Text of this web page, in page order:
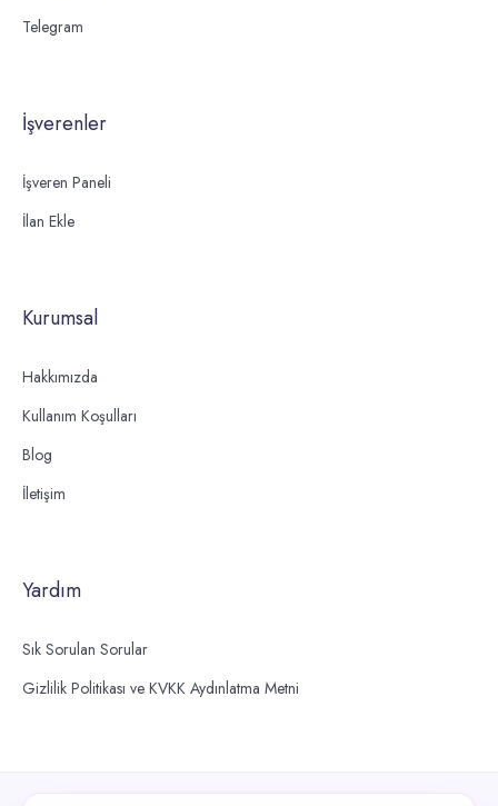
Telegram
İşverenler
İşveren Paneli
İlan Ekle
Kurumsal
Hakkımızda
Kullanım Koşulları
Blog
İletişim
Yardım
Sık Sorulan Sorular
Gizlilik Politikası ve KVKK Aydınlatma Metni